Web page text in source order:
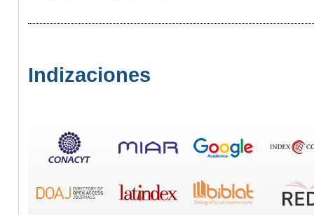
Indizaciones